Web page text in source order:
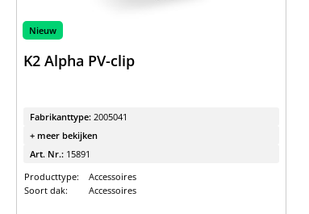
Nieuw
K2 Alpha PV-clip
Fabrikanttype: 2005041
+ meer bekijken
Art. Nr.: 15891
Producttype:
Accessoires
Soort dak:
Accessoires